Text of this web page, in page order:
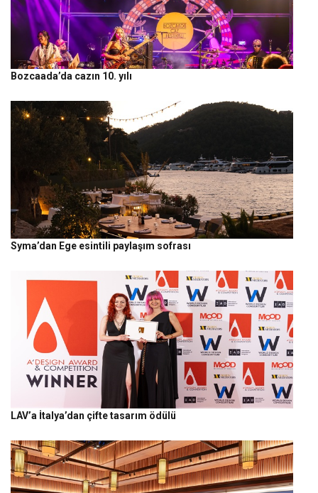
Bozcaada’da cazın 10. yılı
Syma’dan Ege esintili paylaşım sofrası
LAV’a İtalya’dan çifte tasarım ödülü